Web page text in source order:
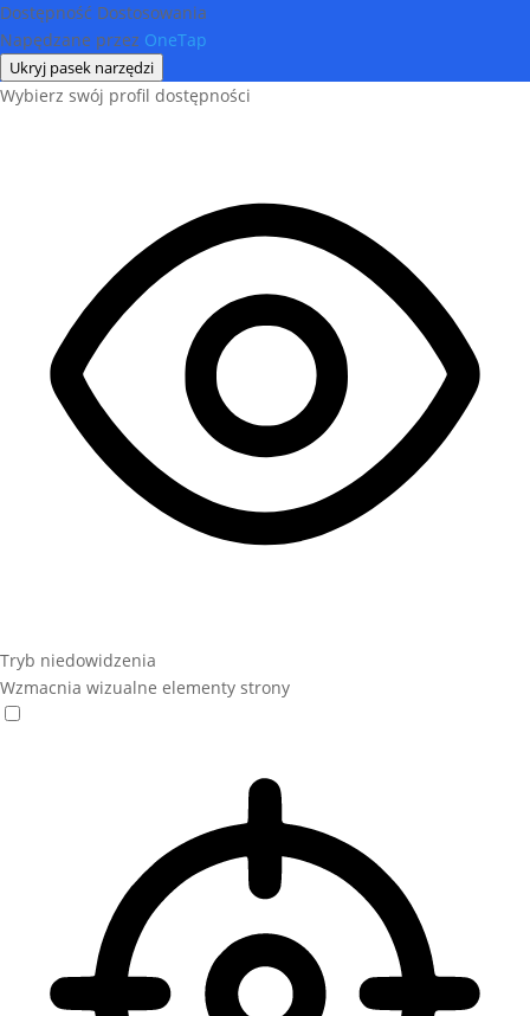
Dostępność Dostosowania
Napędzane przez OneTap
Ukryj pasek narzędzi
Wybierz swój profil dostępności
Tryb niedowidzenia
Wzmacnia wizualne elementy strony